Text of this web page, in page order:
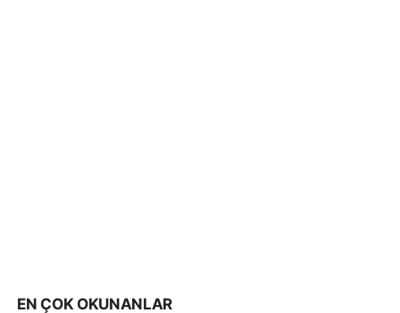
EN ÇOK OKUNANLAR